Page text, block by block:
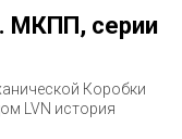
МКПП, серии
Коробки
LVN история